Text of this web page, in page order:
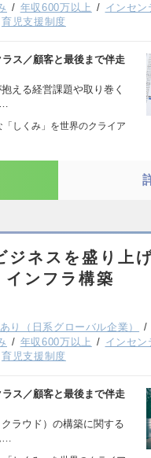
年収600万以上 インセ
育児支援制度
ス／顧客と最後まで伴走
える経営課題や取り巻く
しくみ」を世界のクライア
ネスを盛り上
ンフラ構築
り（日系グローバル企業）
年収600万以上 インセ
育児支援制度
ス／顧客と最後まで伴走
ラウド）の構築に関する